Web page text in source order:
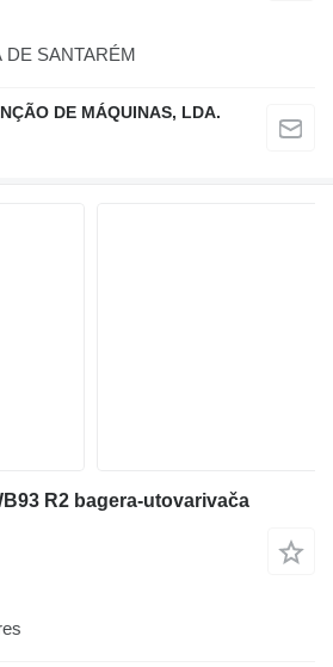
DE SANTARÉM
DE MÁQUINAS, LDA.
R2 bagera-utovarivača